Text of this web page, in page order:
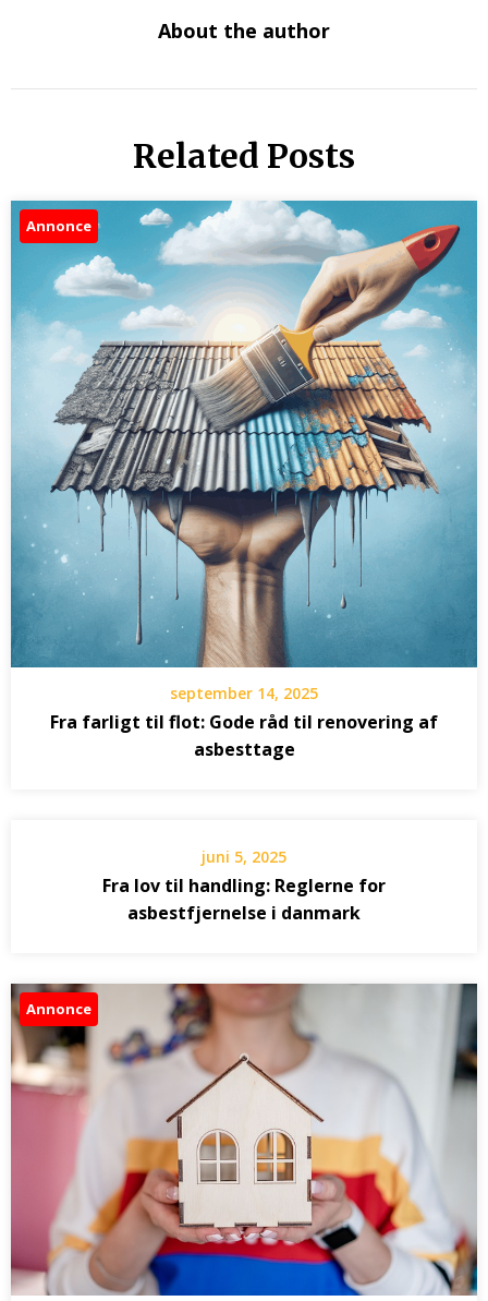
About the author
Related Posts
Annonce
september 14, 2025
Fra farligt til flot: Gode råd til renovering af
asbesttage
juni 5, 2025
Fra lov til handling: Reglerne for
asbestfjernelse i danmark
Annonce